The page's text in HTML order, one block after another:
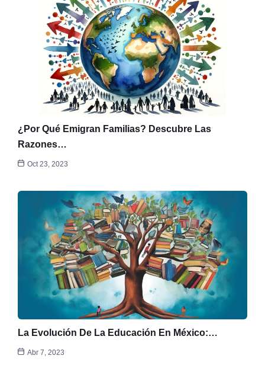
¿Por Qué Emigran Familias? Descubre Las
Razones…
Oct 23, 2023
La Evolución De La Educación En México:…
Abr 7, 2023